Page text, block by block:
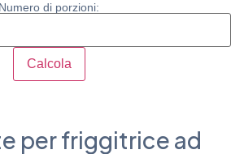
Numero di porzioni:
Calcola
per friggitrice ad